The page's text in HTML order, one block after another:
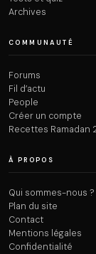
Archives
COMMUNAUTÉ
Forums
Fil d’actu
People
Créer un compte
Recettes Ramadan
À PROPOS
Qui sommes-nous ?
Plan du site
Contact
Mentions légales
Confidentialité